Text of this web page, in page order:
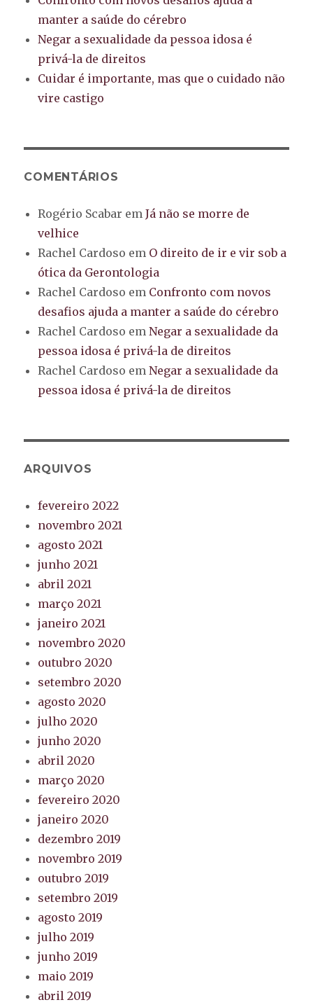
manter a saúde do cérebro
Negar a sexualidade da pessoa idosa é
privá-la de direitos
Cuidar é importante, mas que o cuidado não
vire castigo
COMENTÁRIOS
Rogério Scabar emJá não se morre de
velhice
Rachel Cardoso em O direito de ir e vir sob a
ótica da Gerontologia
Rachel Cardoso em Confronto com novos
desafios ajuda a manter a saúde do cérebro
Rachel Cardoso emNegar a sexualidade da
pessoa idosa é privá-la de direitos
Rachel Cardoso emNegar a sexualidade da
pessoa idosa é privá-la de direitos
ARQUIVOS
fevereiro 2022
novembro 2021
agosto 2021
junho 2021
abril 2021
março 2021
janeiro 2021
novembro 2020
outubro 2020
setembro 2020
agosto 2020
julho 2020
junho 2020
abril 2020
março 2020
fevereiro 2020
janeiro 2020
dezembro 2019
novembro 2019
outubro 2019
setembro 2019
agosto 2019
julho 2019
junho 2019
maio 2019
abril 2019